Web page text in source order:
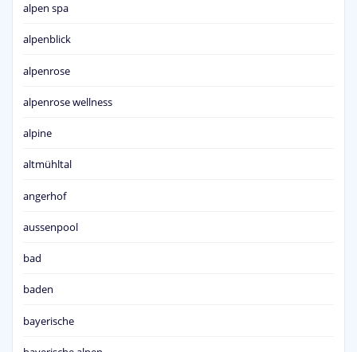
alpen spa
alpenblick
alpenrose
alpenrose wellness
alpine
altmühltal
angerhof
aussenpool
bad
baden
bayerische